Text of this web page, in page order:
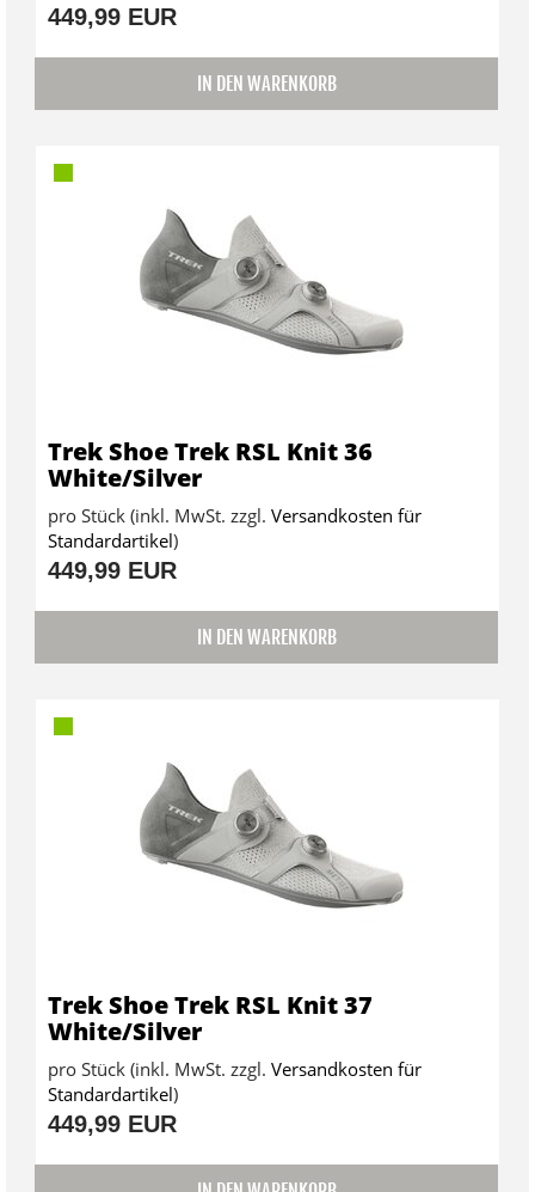
449,99 EUR
IN DEN WARENKORB
Trek Shoe Trek RSL Knit 36
White/Silver
pro Stück (inkl. MwSt. zzgl. Versandkosten für
Standardartikel)
449,99 EUR
IN DEN WARENKORB
Trek Shoe Trek RSL Knit 37
White/Silver
pro Stück (inkl. MwSt. zzgl. Versandkosten für
Standardartikel)
449,99 EUR